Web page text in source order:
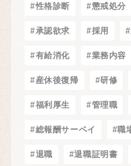
#性格診断 #懲戒処分
#承認欲求 #採用
#有給消化 #業務内容
#産休後復帰 #研修
#福利厚生 #管理職
#総報酬サーベイ #職
#退職 #退職証明書